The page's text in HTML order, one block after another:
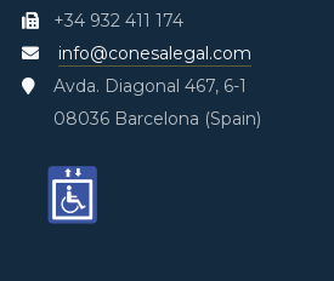
+34 932 411 174
info@conesalegal.com
Avda. Diagonal 467, 6-1
08036 Barcelona (Spain)